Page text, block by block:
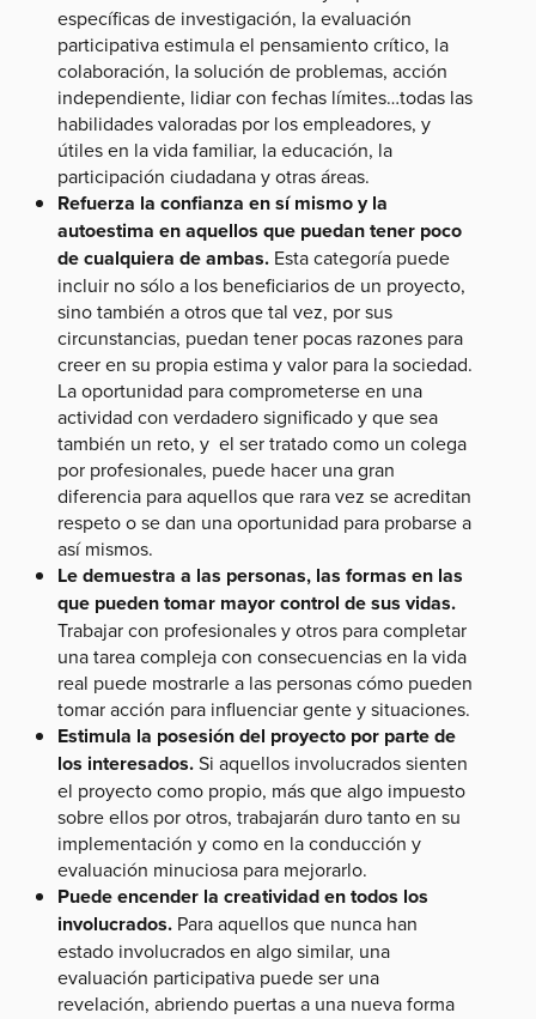
específicas de investigación, la evaluación
participativa estimula el pensamiento crítico, la
colaboración, la solución de problemas, acción
independiente, lidiar con fechas límites…todas las
habilidades valoradas por los empleadores, y
útiles en la vida familiar, la educación, la
participación ciudadana y otras áreas.
Refuerza la confianza en sí mismo y la
autoestima en aquellos que puedan tener poco
de cualquiera de ambas. Esta categoría puede
incluir no sólo a los beneficiarios de un proyecto,
sino también a otros que tal vez, por sus
circunstancias, puedan tener pocas razones para
creer en su propia estima y valor para la sociedad.
La oportunidad para comprometerse en una
actividad con verdadero significado y que sea
también un reto, y el ser tratado como un colega
por profesionales, puede hacer una gran
diferencia para aquellos que rara vez se acreditan
respeto o se dan una oportunidad para probarse a
así mismos.
Le demuestra a las personas, las formas en las
que pueden tomar mayor control de sus vidas.
Trabajar con profesionales y otros para completar
una tarea compleja con consecuencias en la vida
real puede mostrarle a las personas cómo pueden
tomar acción para influenciar gente y situaciones.
Estimula la posesión del proyecto por parte de
los interesados.Si aquellos involucrados sienten
el proyecto como propio, más que algo impuesto
sobre ellos por otros, trabajarán duro tanto en su
implementación y como en la conducción y
evaluación minuciosa para mejorarlo.
Puede encender la creatividad en todos los
involucrados. Para aquellos que nunca han
estado involucrados en algo similar, una
evaluación participativa puede ser una
revelación, abriendo puertas a una nueva forma